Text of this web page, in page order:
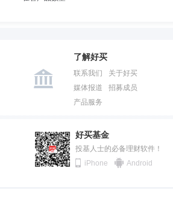
了解好买
联系我们
关于好买
媒体报道
招募成员
产品服务
好买基金
投基人士的必备理财软件！
iPhone
Android